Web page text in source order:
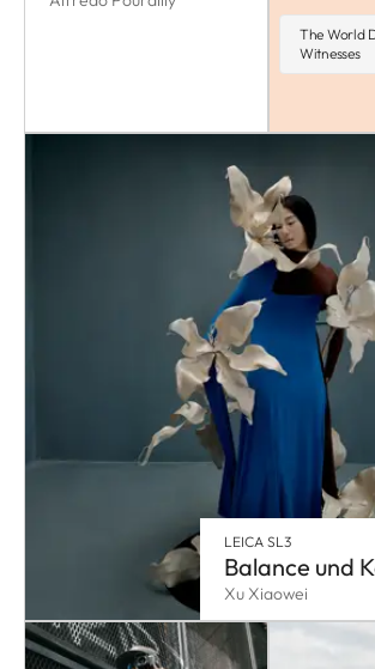
The World
Witnesses
LEICA SL3
Balance und
Xu Xiaowei